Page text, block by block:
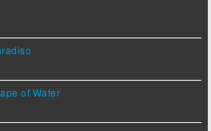
of Water